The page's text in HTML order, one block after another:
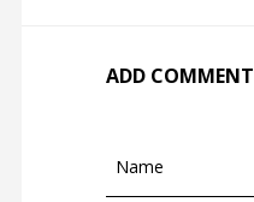
ADD COMMENT